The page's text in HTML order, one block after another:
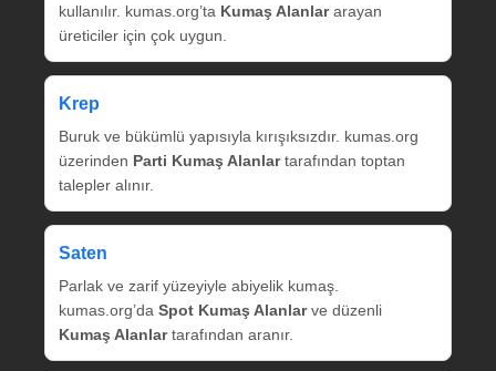
kullanılır. kumas.org’ta Kumaş Alanlararayan
üreticiler için çok uygun.
Krep
Buruk ve bükümlü yapısıyla kırışıksızdır. kumas.org
üzerinden Parti Kumaş Alanlartarafından toptan
talepler alınır.
Saten
Parlak ve zarif yüzeyiyle abiyelik kumaş.
kumas.org’da Spot Kumaş Alanlarve düzenli
Kumaş Alanlartarafından aranır.